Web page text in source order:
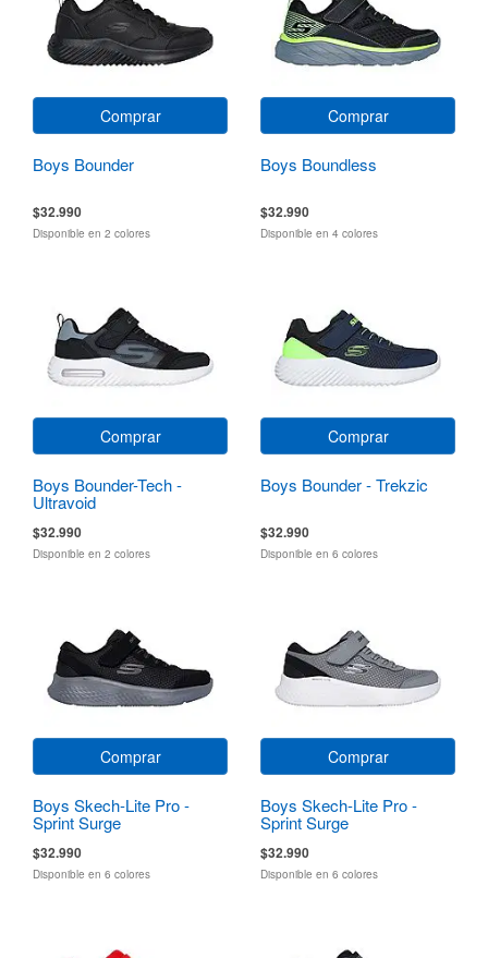
Comprar
Boys Bounder
$32.990
Disponible en 2 colores
Comprar
Boys Boundless
$32.990
Disponible en 4 colores
Comprar
Boys Bounder-Tech -
Ultravoid
$32.990
Disponible en 2 colores
Comprar
Boys Bounder - Trekzic
$32.990
Disponible en 6 colores
Comprar
Boys Skech-Lite Pro -
Sprint Surge
$32.990
Disponible en 6 colores
Comprar
Boys Skech-Lite Pro -
Sprint Surge
$32.990
Disponible en 6 colores